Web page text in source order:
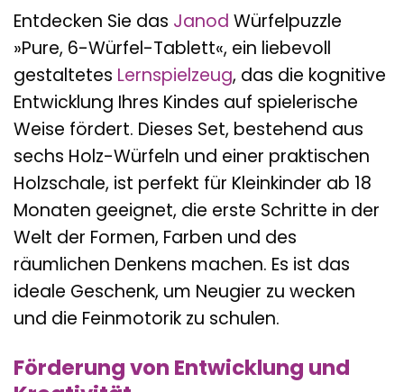
Entdecken Sie das Janod Würfelpuzzle
»Pure, 6-Würfel-Tablett«, ein liebevoll
gestaltetes Lernspielzeug, das die kognitive
Entwicklung Ihres Kindes auf spielerische
Weise fördert. Dieses Set, bestehend aus
sechs Holz-Würfeln und einer praktischen
Holzschale, ist perfekt für Kleinkinder ab 18
Monaten geeignet, die erste Schritte in der
Welt der Formen, Farben und des
räumlichen Denkens machen. Es ist das
ideale Geschenk, um Neugier zu wecken
und die Feinmotorik zu schulen.
Förderung von Entwicklung und